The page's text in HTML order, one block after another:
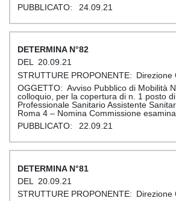
24.09.21
82
20.09.21
Direzione
Avviso Pubblico di Mobilità
colloquio, per la copertura di n. 1 posto
Professionale Sanitario Assistente
Roma 4 – Nomina Commissione
22.09.21
81
20.09.21
Direzione